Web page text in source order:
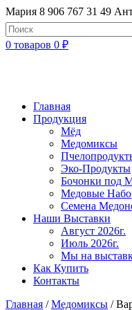
Мария 8 906 767 31 49
0 товаров 0 ₽
Главная
Продукция
Мёд
Медомиксы
Эко-Продукты
Бочонки под
Медовые
Семена
Наши Выставки
Август 2026г.
Июль 2026г.
Мы на
Как Купить
Контакты
Главная /Медомиксы /